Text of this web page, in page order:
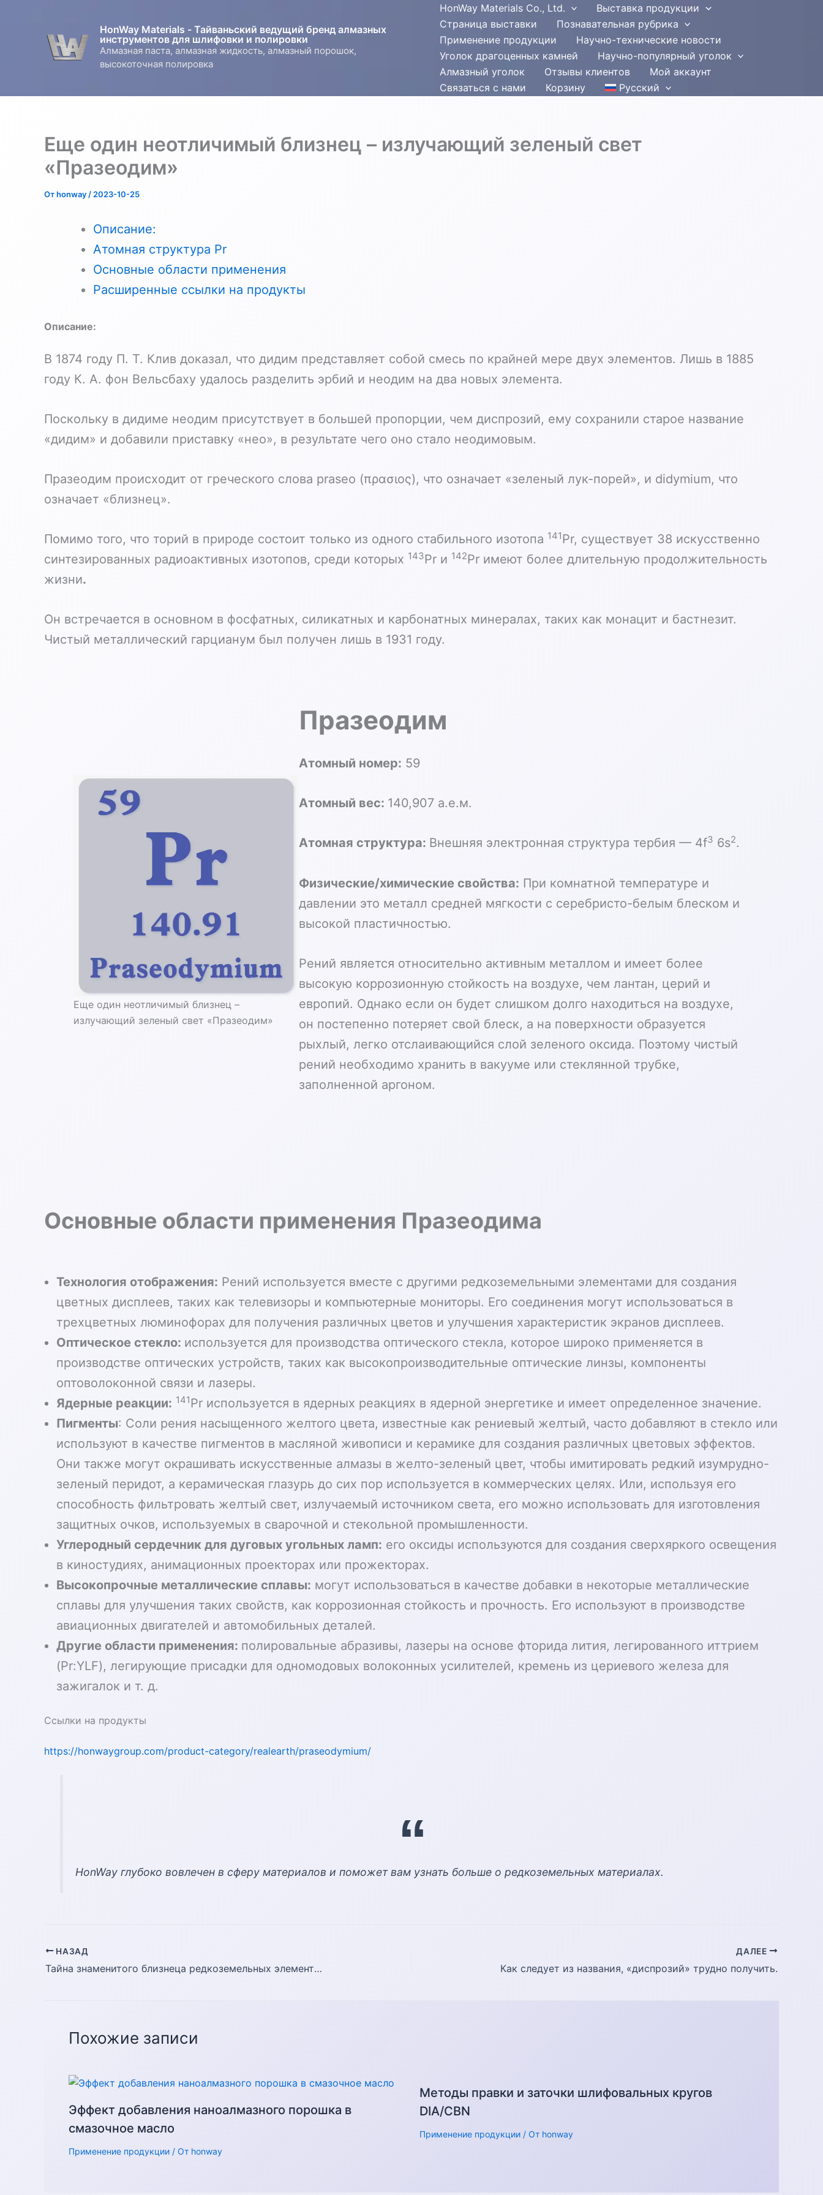
содержимому
HonWay Materials - Тайваньский ведущий бренд алмазных
инструментов для шлифовки и полировки
Алмазная паста, алмазная жидкость, алмазный порошок,
высокоточная полировка
HonWay Materials Co., Ltd.
Выставка продукции
Страница выставки
Познавательная рубрика
Применение продукции
Научно-технические новости
Уголок драгоценных камней
Научно-популярный уголок
Алмазный уголок
Отзывы клиентов
Мой аккаунт
Связаться с нами
Корзину Русский
Еще один неотличимый близнец – излучающий зеленый свет
«Празеодим»
Отhonway / 2023-10-25
Описание:
Атомная структура Pr
Основные области применения
Расширенные ссылки на продукты
Описание:
В 1874 году П. Т. Клив доказал, что дидим представляет собой смесь по крайней мере двух элементов. Лишь в 1885
году К. А. фон Вельсбаху удалось разделить эрбий и неодим на два новых элемента.
Поскольку в дидиме неодим присутствует в большей пропорции, чем диспрозий, ему сохранили старое название
«дидим» и добавили приставку «нео», в результате чего оно стало неодимовым.
Празеодим происходит от греческого слова praseo (πρασιος), что означает «зеленый лук-порей», и didymium, что
означает «близнец».
Помимо того, что торий в природе состоит только из одного стабильного изотопа 141Pr, существует 38 искусственно
синтезированных радиоактивных изотопов, среди которых 143Pr и 142Pr имеют более длительную продолжительность
жизни.
Он встречается в основном в фосфатных, силикатных и карбонатных минералах, таких как монацит и бастнезит.
Чистый металлический гарцианум был получен лишь в 1931 году.
Еще один неотличимый близнец –
излучающий зеленый свет «Празеодим»
Празеодим
Атомный номер: 59
Атомный вес: 140,907 а.е.м.
Атомная структура: Внешняя электронная структура тербия — 4f3 6s2.
Физические/химические свойства: При комнатной температуре и
давлении это металл средней мягкости с серебристо-белым блеском и
высокой пластичностью.
Рений является относительно активным металлом и имеет более
высокую коррозионную стойкость на воздухе, чем лантан, церий и
европий. Однако если он будет слишком долго находиться на воздухе,
он постепенно потеряет свой блеск, а на поверхности образуется
рыхлый, легко отслаивающийся слой зеленого оксида. Поэтому чистый
рений необходимо хранить в вакууме или стеклянной трубке,
заполненной аргоном.
Основные области применения Празеодима
Технология отображения: Рений используется вместе с другими редкоземельными элементами для создания
цветных дисплеев, таких как телевизоры и компьютерные мониторы. Его соединения могут использоваться в
трехцветных люминофорах для получения различных цветов и улучшения характеристик экранов дисплеев.
Оптическое стекло: используется для производства оптического стекла, которое широко применяется в
производстве оптических устройств, таких как высокопроизводительные оптические линзы, компоненты
оптоволоконной связи и лазеры.
Ядерные реакции: 141Pr используется в ядерных реакциях в ядерной энергетике и имеет определенное значение.
Пигменты: Соли рения насыщенного желтого цвета, известные как рениевый желтый, часто добавляют в стекло или
используют в качестве пигментов в масляной живописи и керамике для создания различных цветовых эффектов.
Они также могут окрашивать искусственные алмазы в желто-зеленый цвет, чтобы имитировать редкий изумрудно-
зеленый перидот, а керамическая глазурь до сих пор используется в коммерческих целях. Или, используя его
способность фильтровать желтый свет, излучаемый источником света, его можно использовать для изготовления
защитных очков, используемых в сварочной и стекольной промышленности.
Углеродный сердечник для дуговых угольных ламп: его оксиды используются для создания сверхяркого освещения
в киностудиях, анимационных проекторах или прожекторах.
Высокопрочные металлические сплавы: могут использоваться в качестве добавки в некоторые металлические
сплавы для улучшения таких свойств, как коррозионная стойкость и прочность. Его используют в производстве
авиационных двигателей и автомобильных деталей.
Другие области применения: полировальные абразивы, лазеры на основе фторида лития, легированного иттрием
(Pr:YLF), легирующие присадки для одномодовых волоконных усилителей, кремень из цериевого железа для
зажигалок и т. д.
Ссылки на продукты
https://honwaygroup.com/product-category/realearth/praseodymium/
HonWay глубоко вовлечен в сферу материалов и поможет вам узнать больше о редкоземельных материалах.
НАЗАД
Тайна знаменитого близнеца редкоземельных элементов – мощного «неодимового» магнита
ДАЛЕЕ
Как следует из названия, «диспрозий» трудно получить.
Похожие записи
Эффект добавления наноалмазного порошка в
смазочное масло
Применение продукции / От honway
Методы правки и заточки шлифовальных кругов
DIA/CBN
Применение продукции/ От honway